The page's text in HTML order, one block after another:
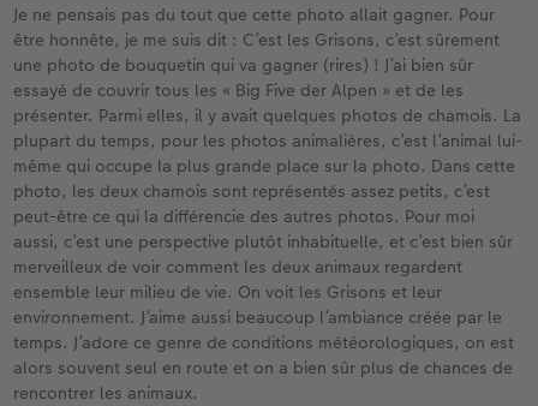
Je ne pensais pas du tout que cette photo allait gagner. Pour
être honnête, je me suis dit : C’est les Grisons, c’est sûrement
une photo de bouquetin qui va gagner (rires) ! J’ai bien sûr
essayé de couvrir tous les « Big Five der Alpen » et de les
présenter. Parmi elles, il y avait quelques photos de chamois. La
plupart du temps, pour les photos animalières, c’est l’animal lui-
même qui occupe la plus grande place sur la photo. Dans cette
photo, les deux chamois sont représentés assez petits, c’est
peut-être ce qui la différencie des autres photos. Pour moi
aussi, c’est une perspective plutôt inhabituelle, et c’est bien sûr
merveilleux de voir comment les deux animaux regardent
ensemble leur milieu de vie. On voit les Grisons et leur
environnement. J’aime aussi beaucoup l’ambiance créée par le
temps. J’adore ce genre de conditions météorologiques, on est
alors souvent seul en route et on a bien sûr plus de chances de
rencontrer les animaux.